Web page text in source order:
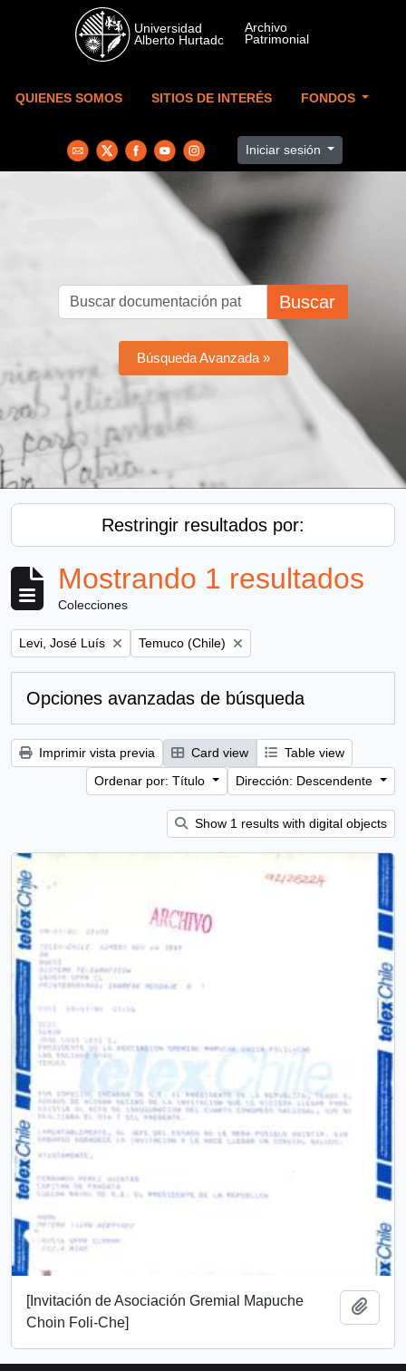
Skip to main content
QUIENES SOMOS SITIOS DE INTERÉS FONDOS
Iniciar sesión
Buscar
Búsqueda Avanzada »
Restringir resultados por:
Mostrando 1 resultados
Colecciones
Remove filter:
Levi, José Luís Remove filter:
Temuco (Chile)
Opciones avanzadas de búsqueda
Imprimir vista previa Card view
Table view
Ordenar por: Título
Dirección: Descendente
Show 1 results with digital objects
[Invitación de Asociación Gremial Mapuche
Choin Foli-Che]